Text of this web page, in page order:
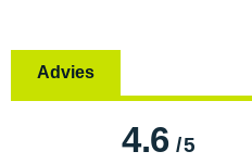
Advies
4.6/5